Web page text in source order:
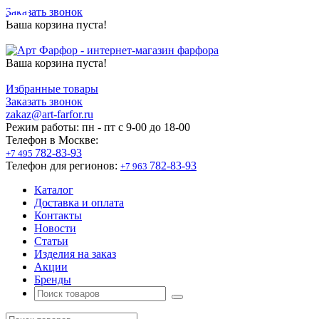
Заказать звонок
Ваша корзина пуста!
Ваша корзина пуста!
Избранные товары
Заказать звонок
zakaz@art-farfor.ru
Режим работы: пн - пт c 9-00 до 18-00
Телефон в Москве:
+7 495 782-83-93
Телефон для регионов: +7 963 782-83-93
Каталог
Доставка и оплата
Контакты
Новости
Статьи
Изделия на заказ
Акции
Бренды